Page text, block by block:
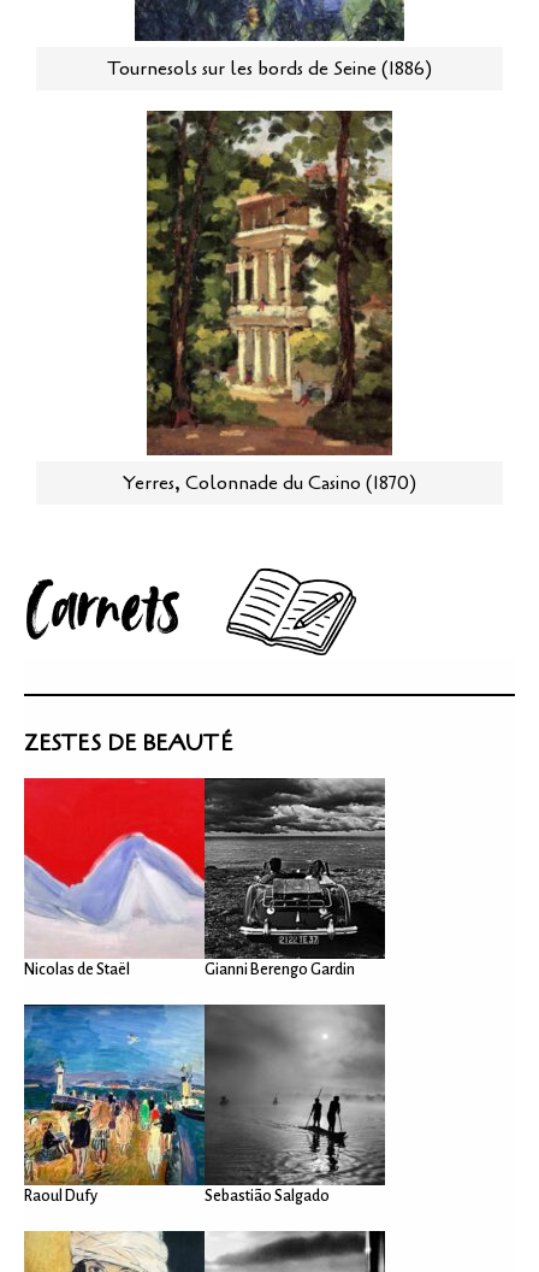
Tournesols sur les bords de Seine (1886)
Yerres, Colonnade du Casino (1870)
ZESTES DE BEAUTÉ
Nicolas de Staël Gianni Berengo Gardin
Raoul Dufy Sebastião Salgado